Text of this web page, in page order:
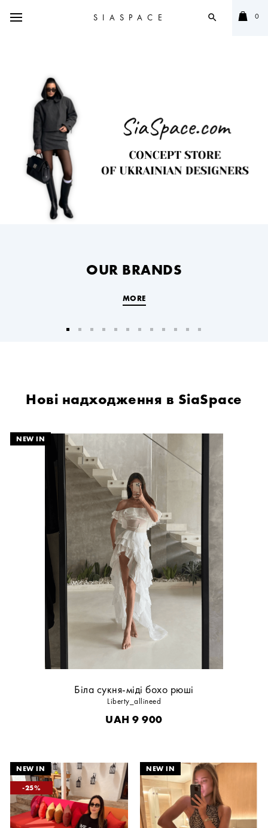
SIASPACE search 0
OUR BRANDS
MORE
Нові надходження в SiaSpace
Біла сукня-міді бохо рюші
Liberty_allineed
UAH 9 900
25